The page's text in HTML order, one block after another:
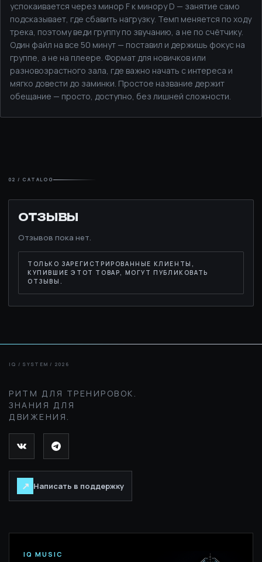
успокаивается через минор F к минору D — занятие само
подсказывает, где сбавить нагрузку. Темп меняется по ходу
трека, поэтому веди группу по звучанию, а не по счётчику.
Один файл на все 50 минут — поставил и держишь фокус на
группе, а не на плеере. Формат для новичков или
разновозрастного зала, где важно начать с интереса и
мягко довести до заминки. Простое название держит
обещание — просто, доступно, без лишней сложности.
02 / CATALOG
ОТЗЫВЫ
Отзывов пока нет.
ТОЛЬКО ЗАРЕГИСТРИРОВАННЫЕ КЛИЕНТЫ,
КУПИВШИЕ ЭТОТ ТОВАР, МОГУТ ПУБЛИКОВАТЬ
ОТЗЫВЫ.
РИТМ ДЛЯ ТРЕНИРОВОК.
ЗНАНИЯ ДЛЯ
ДВИЖЕНИЯ.
↗ Написать в поддержку
IQ MUSIC